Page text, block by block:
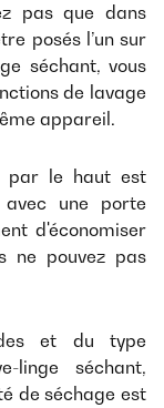
pas que dans
posés l’un sur
séchant, vous
de lavage
appareil.
par le haut est
une porte
d'économiser
ne pouvez pas
et du type
linge séchant,
de séchage est